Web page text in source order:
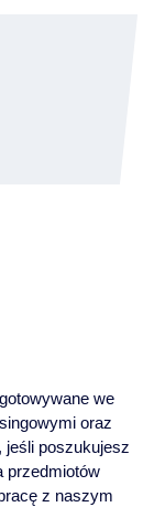
we
oraz
jeśli poszukujesz
przedmiotów
z naszym